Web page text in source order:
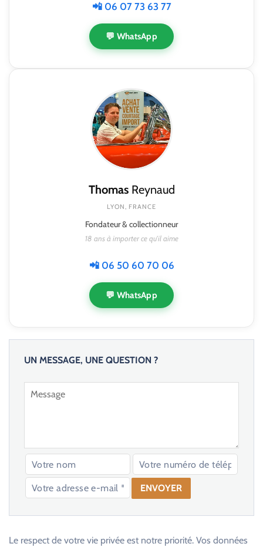
📲 06 07 73 63 77
💬 WhatsApp
ThomasReynaud
LYON, FRANCE
Fondateur & collectionneur
18 ans à importer ce qu'il aime
📲 06 50 60 70 06
💬 WhatsApp
UN MESSAGE, UNE QUESTION ?
Le respect de votre vie privée est notre priorité. Vos données